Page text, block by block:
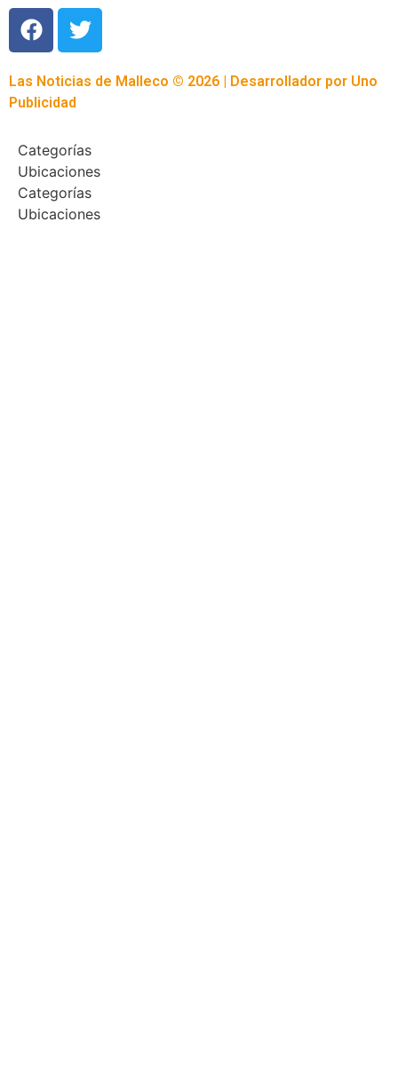
Las Noticias de Malleco © 2026 | Desarrollador por Uno
Publicidad
Categorías
Ubicaciones
Categorías
Ubicaciones